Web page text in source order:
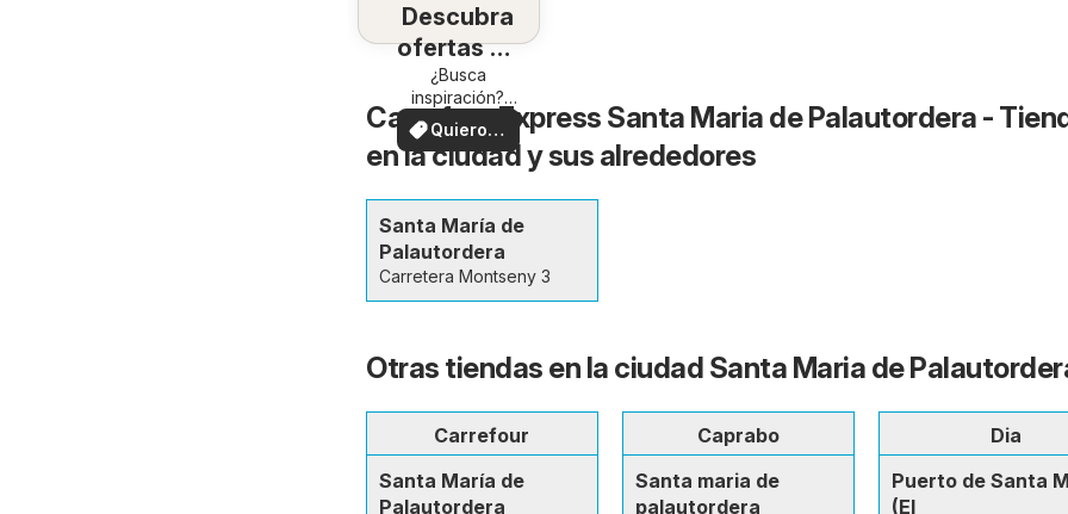
Descubra
ofertas en
su zona
¿Busca
inspiración?
¡Vea las ofertas
en su zona!
Quiero
ver
Carrefour Express Santa Maria de Palautordera -
en la ciudad y sus alrededores
Santa María de
Palautordera
Carretera Montseny 3
Otras tiendas en la ciudad Santa Maria de
Carrefour
Santa María de
Palautordera
Caprabo
Santa maria de
palautordera
Dia
Puerto de Santa
(El